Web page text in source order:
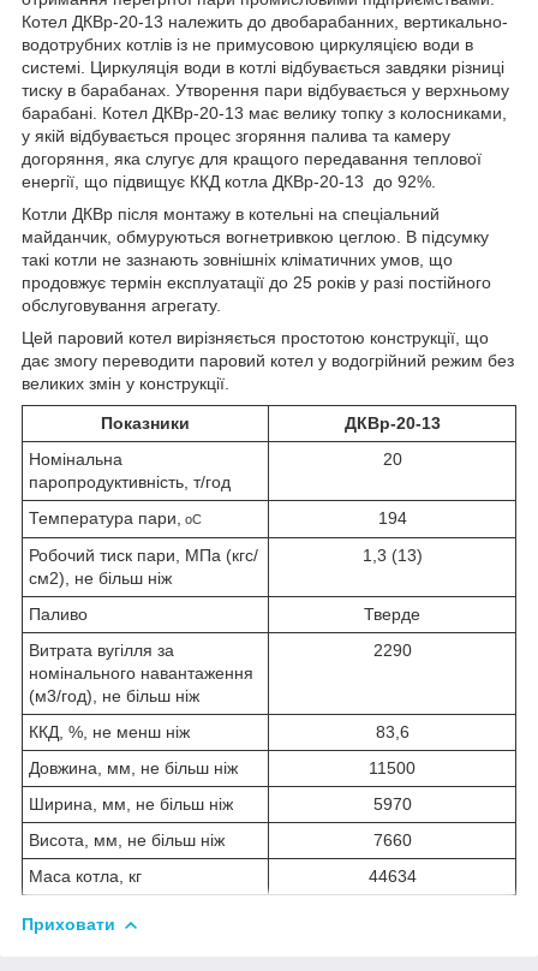
Котел ДКВр-20-13 належить до двобарабанних, вертикально-
водотрубних котлів із не примусовою циркуляцією води в
системі. Циркуляція води в котлі відбувається завдяки різниці
тиску в барабанах. Утворення пари відбувається у верхньому
барабані. Котел ДКВр-20-13 має велику топку з колосниками,
у якій відбувається процес згоряння палива та камеру
догоряння, яка слугує для кращого передавання теплової
енергії, що підвищує ККД котла ДКВр-20-13 до 92%.
Котли ДКВр після монтажу в котельні на спеціальний
майданчик, обмуруються вогнетривкою цеглою. В підсумку
такі котли не зазнають зовнішніх кліматичних умов, що
продовжує термін експлуатації до 25 років у разі постійного
обслуговування агрегату.
Цей паровий котел вирізняється простотою конструкції, що
дає змогу переводити паровий котел у водогрійний режим без
великих змін у конструкції.
Показники
ДКВр-20-13
Номінальна
паропродуктивність, т/год
20
Температура пари, oС
194
Робочий тиск пари, МПа (кгс/
см2), не більш ніж
1,3 (13)
Паливо
Тверде
Витрата вугілля за
номінального навантаження
(м3/год), не більш ніж
2290
ККД, %, не менш ніж
83,6
Довжина, мм, не більш ніж
11500
Ширина, мм, не більш ніж
5970
Висота, мм, не більш ніж
7660
Маса котла, кг
44634
Приховати